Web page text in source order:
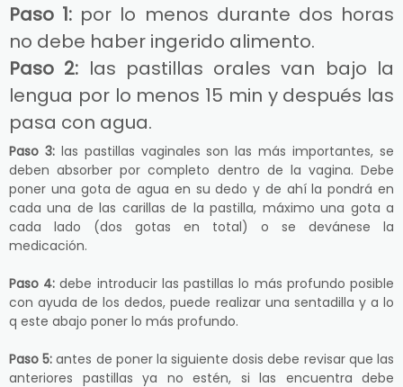
Paso 1: por lo menos durante dos horas
no debe haber ingerido alimento.
Paso 2: las pastillas orales van bajo la
lengua por lo menos 15 min y después las
pasa con agua.
Paso 3:las pastillas vaginales son las más importantes, se
deben absorber por completo dentro de la vagina. Debe
poner una gota de agua en su dedo y de ahí la pondrá en
cada una de las carillas de la pastilla, máximo una gota a
cada lado (dos gotas en total) o se devánese la
medicación.
Paso 4: debe introducir las pastillas lo más profundo posible
con ayuda de los dedos, puede realizar una sentadilla y a lo
q este abajo poner lo más profundo.
Paso 5: antes de poner la siguiente dosis debe revisar que las
anteriores pastillas ya no estén, si las encuentra debe